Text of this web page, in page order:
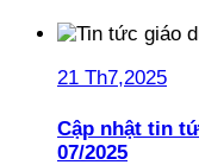
21 Th7,2025
Cập nhật tin
07/2025